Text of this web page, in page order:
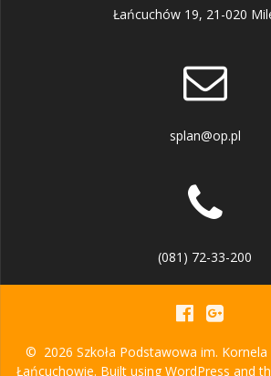
Łańcuchów 19, 21-020
splan@op.pl
(081) 72-33-200
© 2026 Szkoła Podstawowa im.
Łańcuchowie. Built using WordPress and